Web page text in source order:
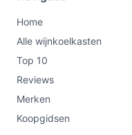
Home
Alle wijnkoelkasten
Top 10
Reviews
Merken
Koopgidsen